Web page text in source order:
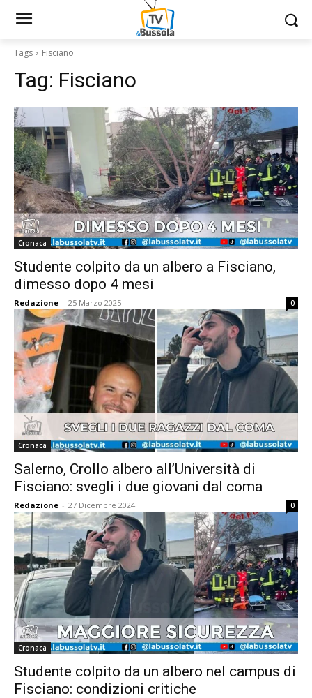
Tags Fisciano
Tag: Fisciano
Cronaca
Studente colpito da un albero a Fisciano,
dimesso dopo 4 mesi
Redazione - 25 Marzo 2025 0
Cronaca
Salerno, Crollo albero all’Università di
Fisciano: svegli i due giovani dal coma
Redazione - 27 Dicembre 2024 0
Cronaca
Studente colpito da un albero nel campus di
Fisciano: condizioni critiche